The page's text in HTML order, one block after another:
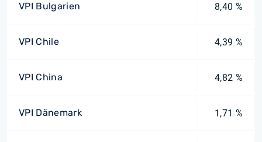
VPI Bulgarien 8,40 %
VPI Chile 4,39 %
VPI China 4,82 %
VPI Dänemark 1,71 %